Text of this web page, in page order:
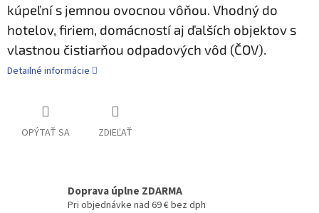
kúpeľní s jemnou ovocnou vôňou. Vhodný do
hotelov, firiem, domácností aj ďalších objektov s
vlastnou čistiarňou odpadových vôd (ČOV).
Detailné informácie
OPÝTAŤ SA ZDIEĽAŤ
Doprava úplne ZDARMA
Pri objednávke nad 69 € bez dph